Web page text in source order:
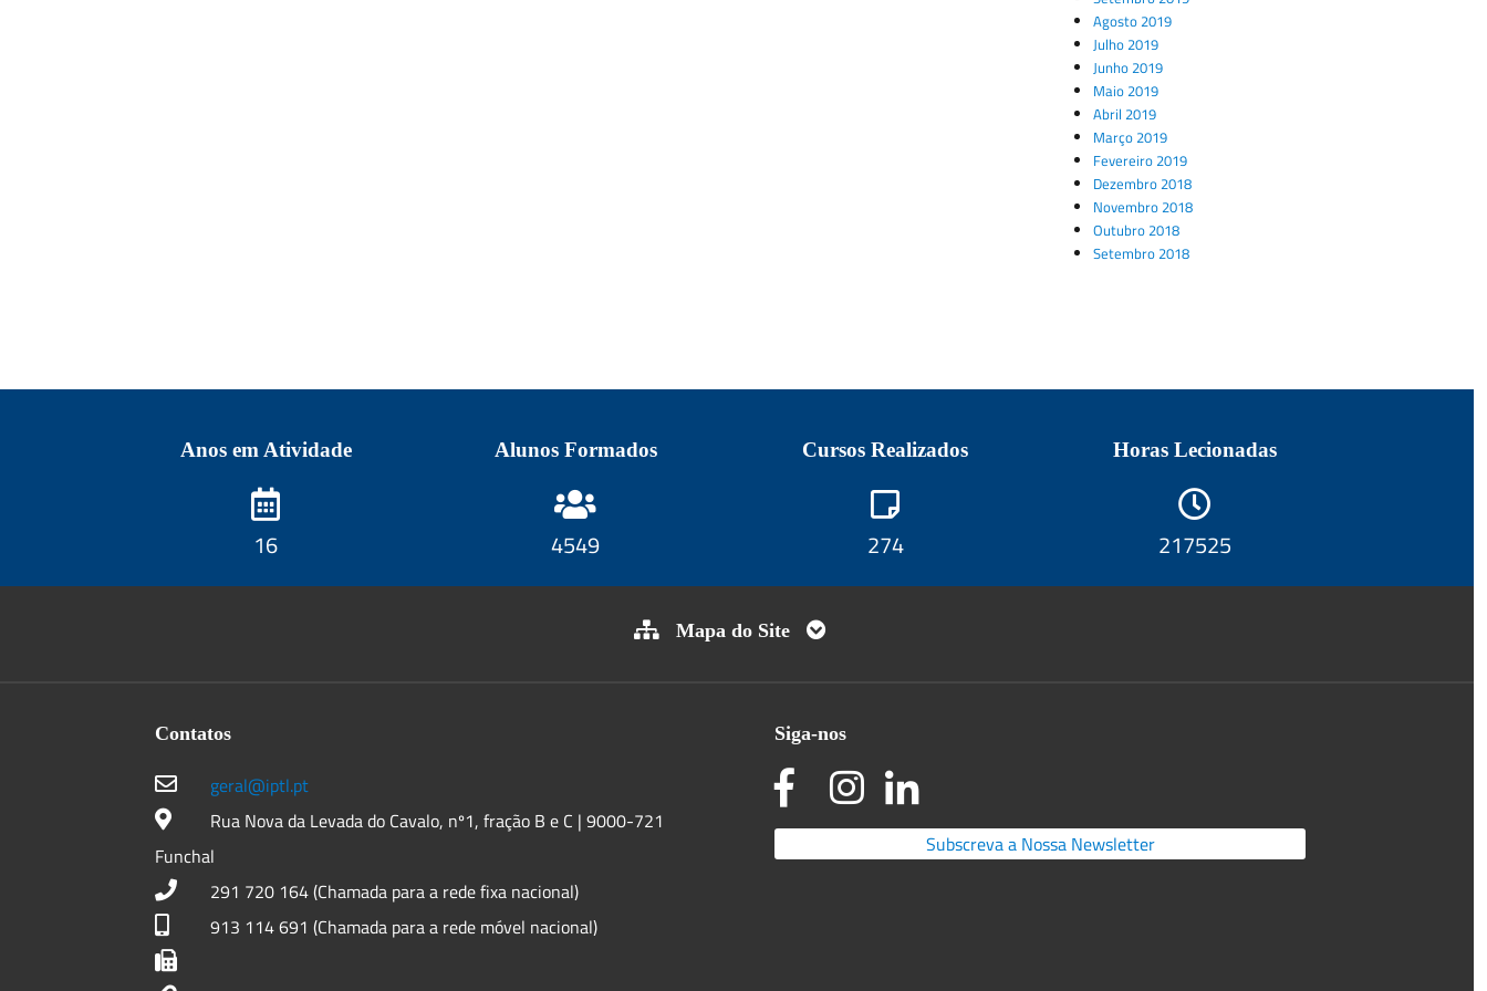
Agosto 2019
Julho 2019
Junho 2019
Maio 2019
Abril 2019
Março 2019
Fevereiro 2019
Dezembro 2018
Novembro 2018
Outubro 2018
Setembro 2018
Anos em Atividade
18
Alunos Formados
5131
Cursos Realizados
309
Horas Lecionadas
245361
Mapa do Site
Contatos
geral@iptl.pt
Rua Nova da Levada do Cavalo, nº1, fração B e C | 9000-721
Funchal
291 720 164 (Chamada para a rede fixa nacional)
913 114 691 (Chamada para a rede móvel nacional)
Siga-nos
Subscreva a Nossa Newsletter